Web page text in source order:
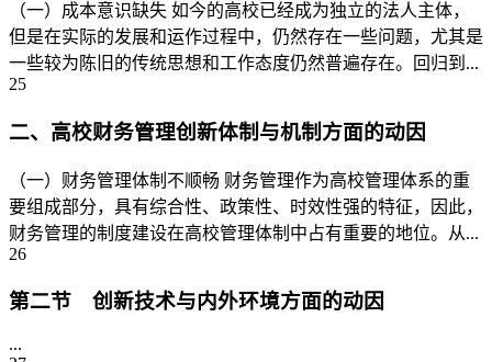
（一）成本意识缺失 如今的高校已经成为独立的法人主体，
但是在实际的发展和运作过程中，仍然存在一些问题，尤其是
一些较为陈旧的传统思想和工作态度仍然普遍存在。回归到...
25
二、高校财务管理创新体制与机制方面的动因
（一）财务管理体制不顺畅 财务管理作为高校管理体系的重
要组成部分，具有综合性、政策性、时效性强的特征，因此，
财务管理的制度建设在高校管理体制中占有重要的地位。从...
26
第二节 创新技术与内外环境方面的动因
...